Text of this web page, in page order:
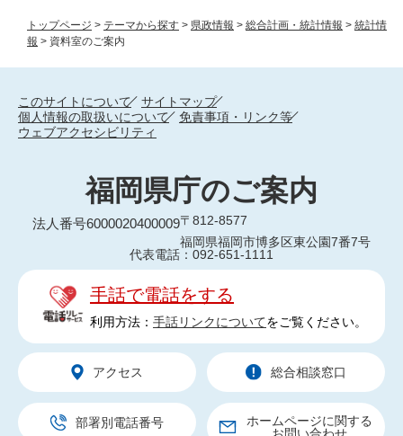
トップページ > テーマから探す > 県政情報 > 総合計画・統計情報 > 統計情
報 > 資料室のご案内
このサイトについて
サイトマップ
個人情報の取扱いについて
免責事項・リンク等
ウェブアクセシビリティ
福岡県庁のご案内
法人番号6000020400009〒812-8577
福岡県福岡市博多区東公園7番7号
代表電話：092-651-1111
手話で電話をする
利用方法： 手話リンクについてをご覧ください。
アクセス 総合相談窓口
部署別電話番号
ホームページに関する